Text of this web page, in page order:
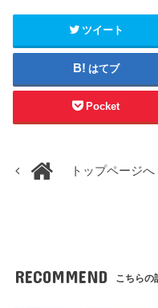
ツイート
はてブ
Pocket
トップページへ
RECOMMEND こちらの